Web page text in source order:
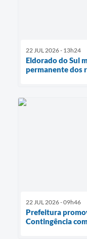
22 JUL 2026 - 13h24
Eldorado do Sul
permanente dos
22 JUL 2026 - 09h46
Prefeitura
Contingência